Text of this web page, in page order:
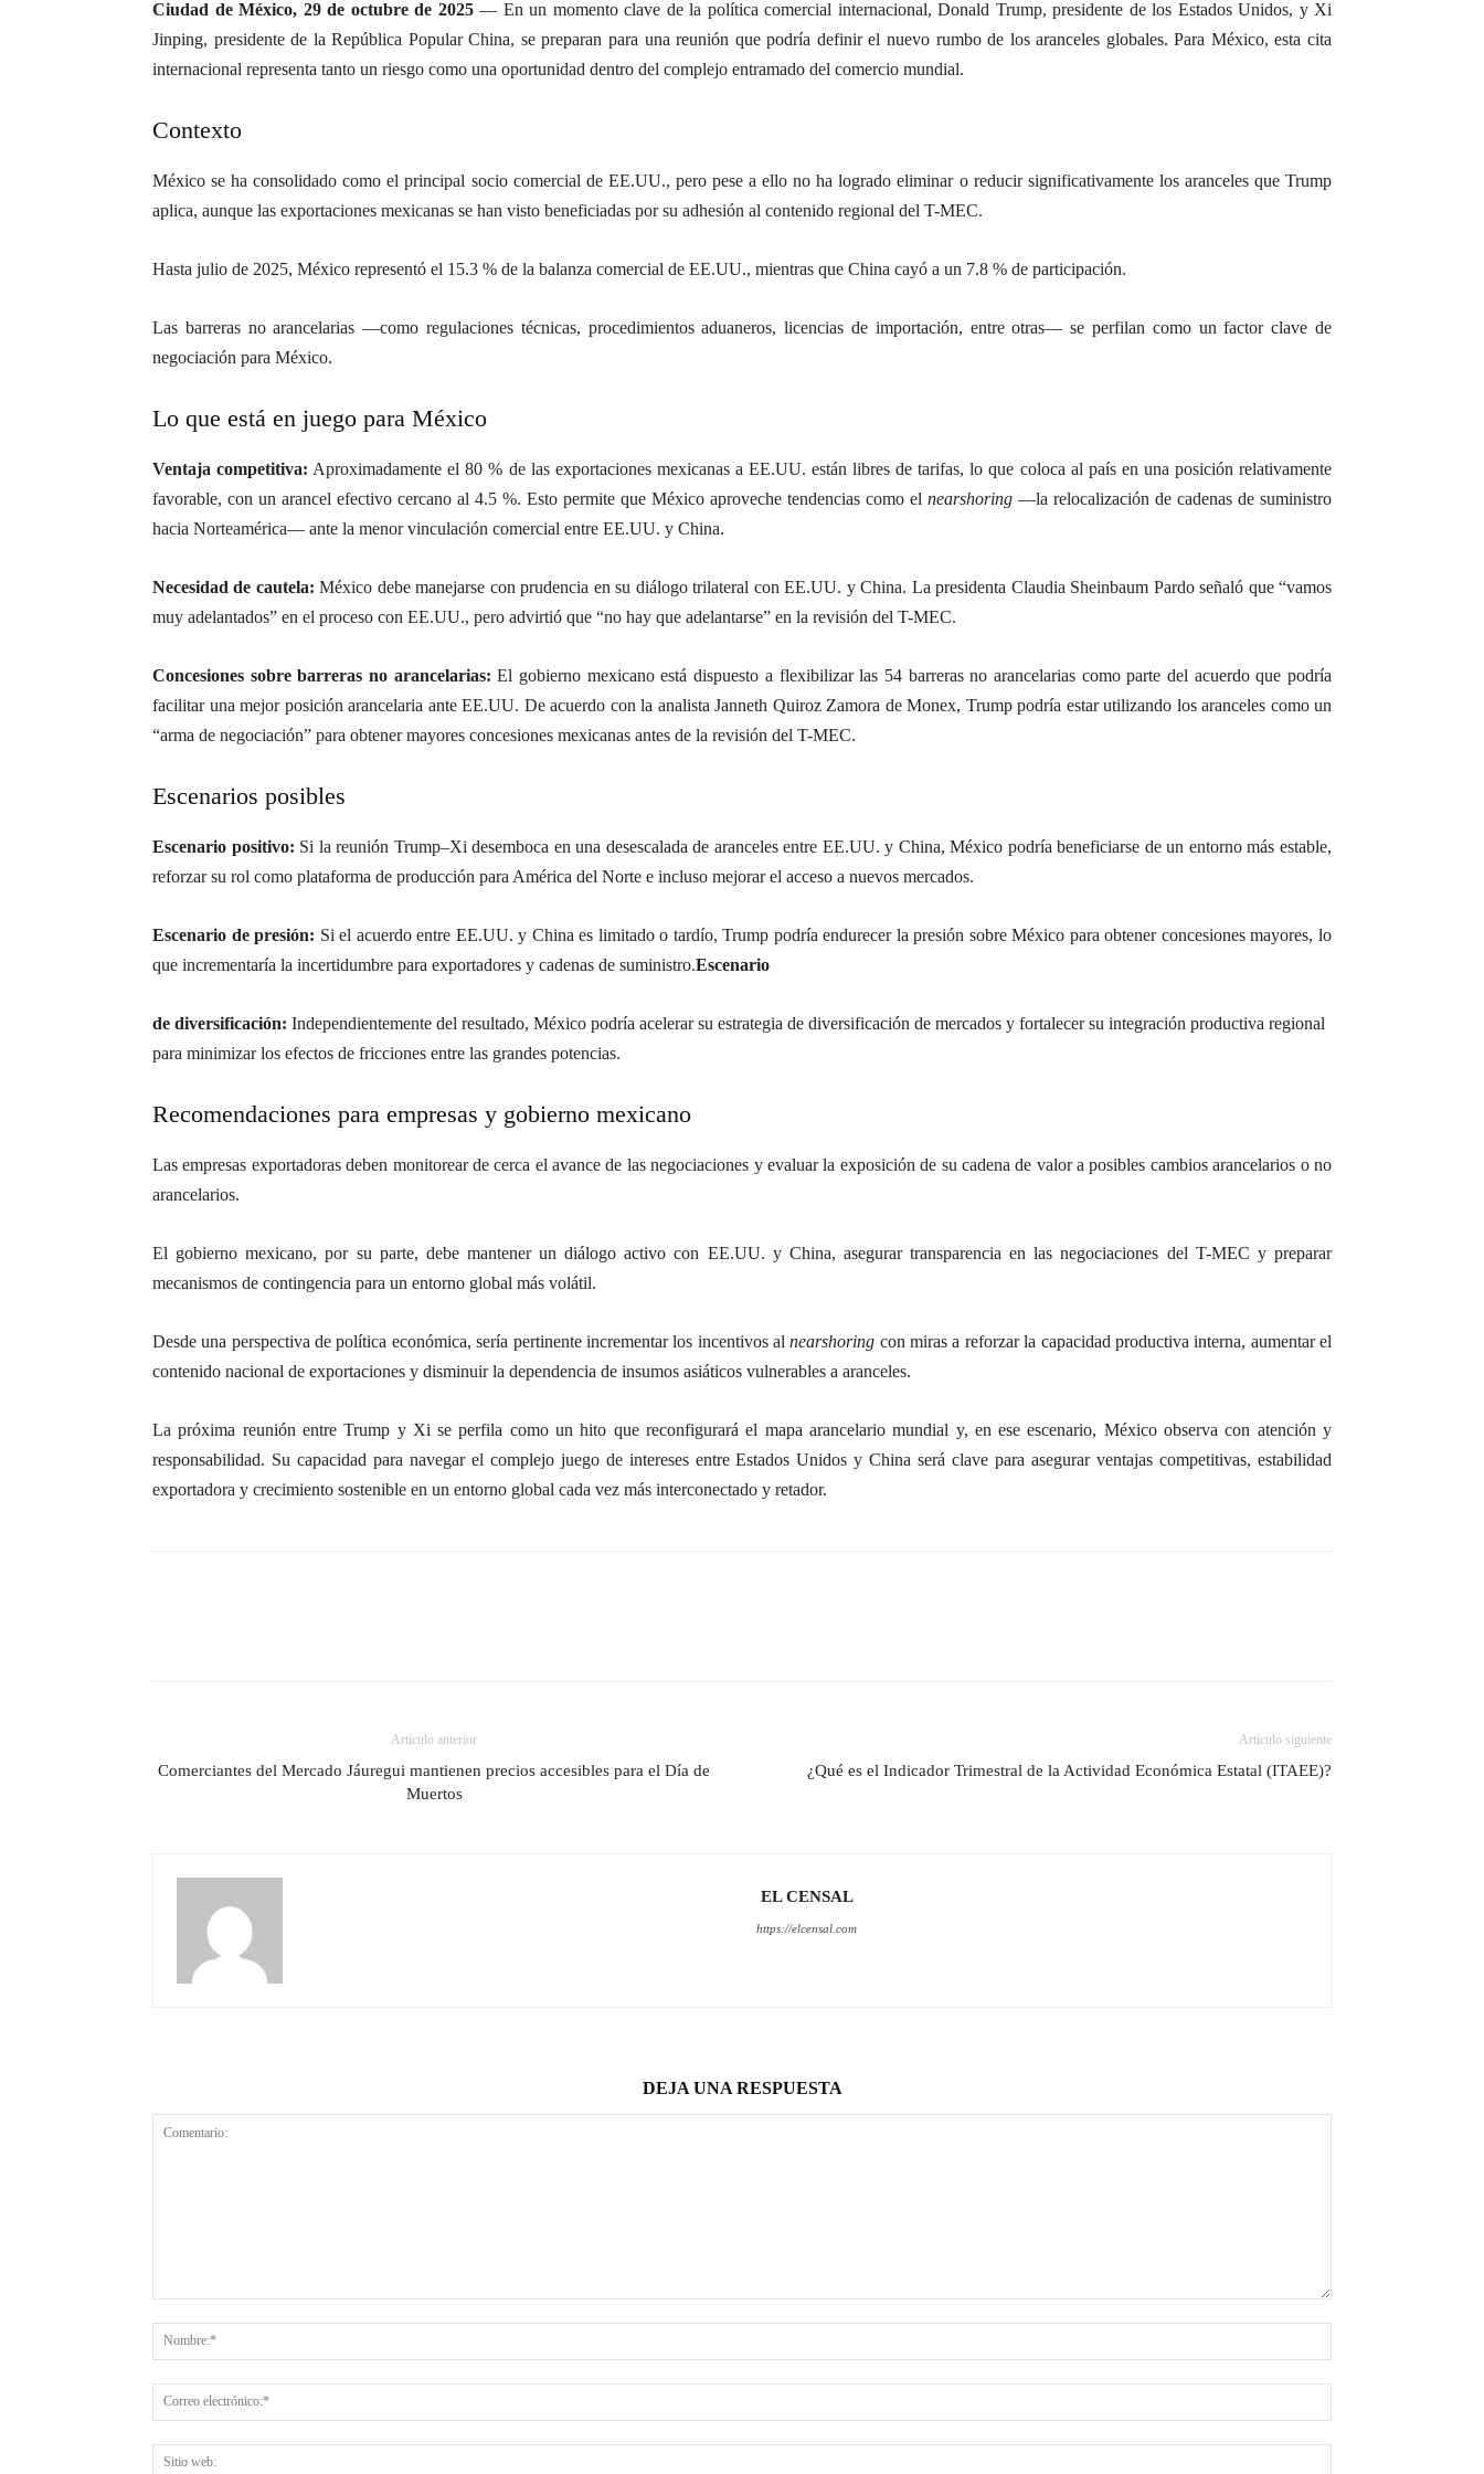
Ciudad de México, 29 de octubre de 2025— En un momento clave de la política comercial internacional, Donald Trump, presidente de los Estados Unidos, y Xi
Jinping, presidente de la República Popular China, se preparan para una reunión que podría definir el nuevo rumbo de los aranceles globales. Para México, esta cita
internacional representa tanto un riesgo como una oportunidad dentro del complejo entramado del comercio mundial.
Contexto
México se ha consolidado como el principal socio comercial de EE.UU., pero pese a ello no ha logrado eliminar o reducir significativamente los aranceles que Trump
aplica, aunque las exportaciones mexicanas se han visto beneficiadas por su adhesión al contenido regional del T-MEC.
Hasta julio de 2025, México representó el 15.3 % de la balanza comercial de EE.UU., mientras que China cayó a un 7.8 % de participación.
Las barreras no arancelarias —como regulaciones técnicas, procedimientos aduaneros, licencias de importación, entre otras— se perfilan como un factor clave de
negociación para México.
Lo que está en juego para México
Ventaja competitiva: Aproximadamente el 80 % de las exportaciones mexicanas a EE.UU. están libres de tarifas, lo que coloca al país en una posición relativamente
favorable, con un arancel efectivo cercano al 4.5 %. Esto permite que México aproveche tendencias como el nearshoring —la relocalización de cadenas de suministro
hacia Norteamérica— ante la menor vinculación comercial entre EE.UU. y China.
Necesidad de cautela: México debe manejarse con prudencia en su diálogo trilateral con EE.UU. y China. La presidenta Claudia Sheinbaum Pardo señaló que “vamos
muy adelantados” en el proceso con EE.UU., pero advirtió que “no hay que adelantarse” en la revisión del T-MEC.
Concesiones sobre barreras no arancelarias: El gobierno mexicano está dispuesto a flexibilizar las 54 barreras no arancelarias como parte del acuerdo que podría
facilitar una mejor posición arancelaria ante EE.UU. De acuerdo con la analista Janneth Quiroz Zamora de Monex, Trump podría estar utilizando los aranceles como un
“arma de negociación” para obtener mayores concesiones mexicanas antes de la revisión del T-MEC.
Escenarios posibles
Escenario positivo: Si la reunión Trump–Xi desemboca en una desescalada de aranceles entre EE.UU. y China, México podría beneficiarse de un entorno más estable,
reforzar su rol como plataforma de producción para América del Norte e incluso mejorar el acceso a nuevos mercados.
Escenario de presión: Si el acuerdo entre EE.UU. y China es limitado o tardío, Trump podría endurecer la presión sobre México para obtener concesiones mayores, lo
que incrementaría la incertidumbre para exportadores y cadenas de suministro.Escenario
de diversificación: Independientemente del resultado, México podría acelerar su estrategia de diversificación de mercados y fortalecer su integración productiva regional
para minimizar los efectos de fricciones entre las grandes potencias.
Recomendaciones para empresas y gobierno mexicano
Las empresas exportadoras deben monitorear de cerca el avance de las negociaciones y evaluar la exposición de su cadena de valor a posibles cambios arancelarios o no
arancelarios.
El gobierno mexicano, por su parte, debe mantener un diálogo activo con EE.UU. y China, asegurar transparencia en las negociaciones del T-MEC y preparar
mecanismos de contingencia para un entorno global más volátil.
Desde una perspectiva de política económica, sería pertinente incrementar los incentivos alnearshoring con miras a reforzar la capacidad productiva interna, aumentar el
contenido nacional de exportaciones y disminuir la dependencia de insumos asiáticos vulnerables a aranceles.
La próxima reunión entre Trump y Xi se perfila como un hito que reconfigurará el mapa arancelario mundial y, en ese escenario, México observa con atención y
responsabilidad. Su capacidad para navegar el complejo juego de intereses entre Estados Unidos y China será clave para asegurar ventajas competitivas, estabilidad
exportadora y crecimiento sostenible en un entorno global cada vez más interconectado y retador.
Artículo anterior
Comerciantes del Mercado Jáuregui mantienen precios accesibles para el Día de
Muertos
Artículo siguiente
¿Qué es el Indicador Trimestral de la Actividad Económica Estatal (ITAEE)?
EL CENSAL
https://elcensal.com
DEJA UNA RESPUESTA